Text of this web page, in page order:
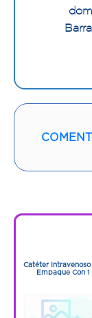
Catéter
Empaque Con